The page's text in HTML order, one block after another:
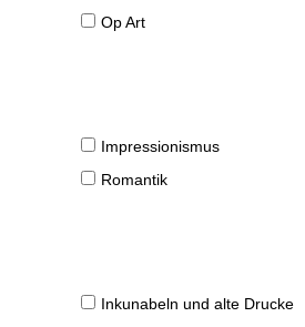
Op Art
Impressionismus
Romantik
Inkunabeln und alte Drucke